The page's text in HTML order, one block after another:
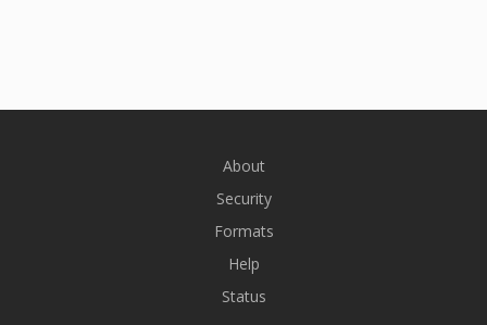
About
Security
Formats
Help
Status